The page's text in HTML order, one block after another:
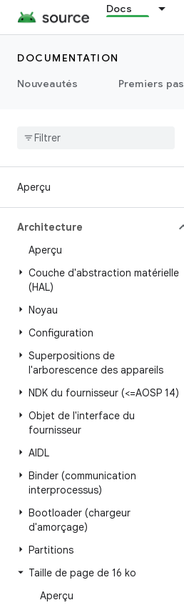
Docs
DOCUMENTATION
Nouveautés
Premiers pas
Aperçu
Architecture
Aperçu
Couche d'abstraction matérielle
(HAL)
Noyau
Configuration
Superpositions de
l'arborescence des appareils
NDK du fournisseur (<=AOSP 14)
Objet de l'interface du
fournisseur
AIDL
Binder (communication
interprocessus)
Bootloader (chargeur
d'amorçage)
Partitions
Taille de page de 16 ko
Aperçu